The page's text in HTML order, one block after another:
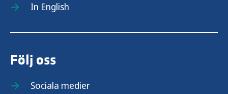
In English
Följ oss
Sociala medier